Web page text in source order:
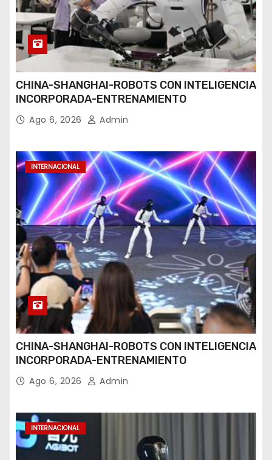
CHINA-SHANGHAI-ROBOTS CON INTELIGENCIA
INCORPORADA-ENTRENAMIENTO
Ago 6, 2026 Admin
INTERNACIONAL
CHINA-SHANGHAI-ROBOTS CON INTELIGENCIA
INCORPORADA-ENTRENAMIENTO
Ago 6, 2026 Admin
INTERNACIONAL